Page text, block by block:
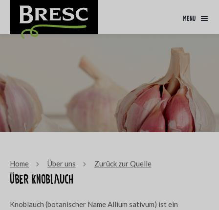
menu
Home Über uns Zurück zur Quelle
Über Knoblauch
Knoblauch (botanischer Name Allium sativum) ist ein